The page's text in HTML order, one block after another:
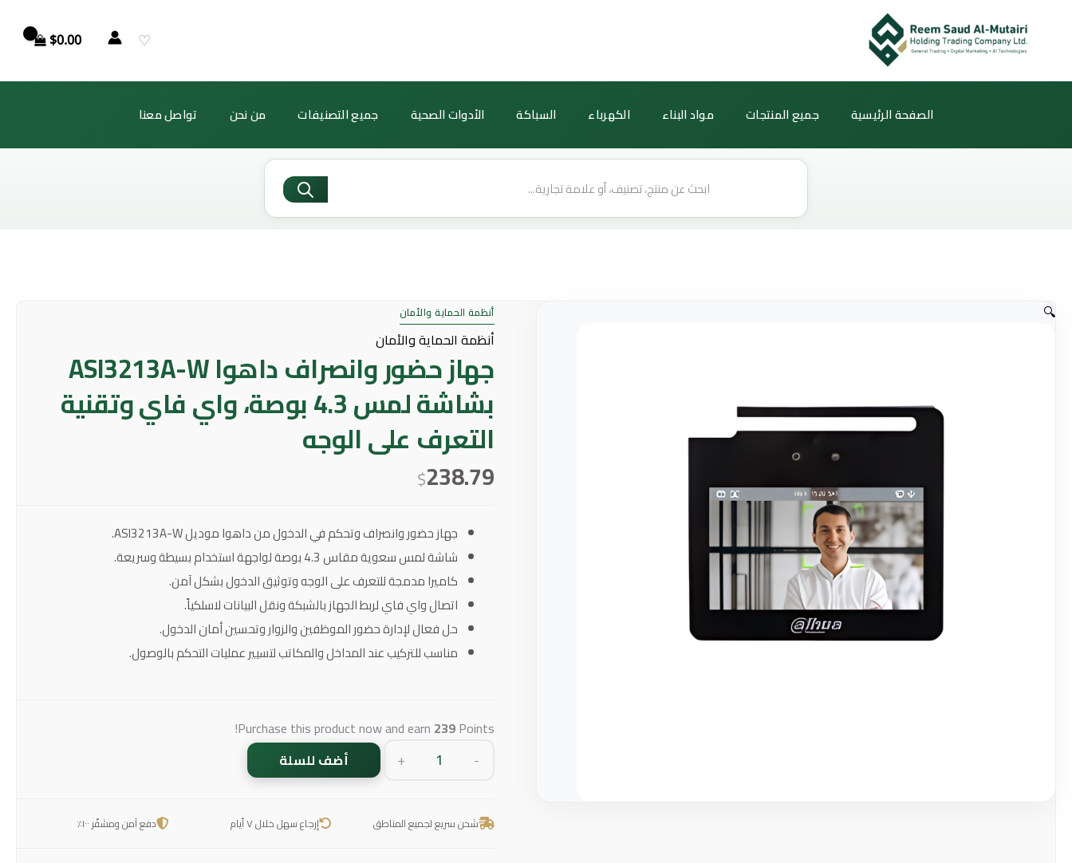
♡
$0.00
الصفحة الرئيسية جميع المنتجات مواد البناء الكهرباء السباكة الأدوات الصحية جميع التصنيفات من نحن تواصل معنا
Products
🔍 أنظمة الحماية والأمان
أنظمة الحماية والأمان
جهاز حضور وانصراف داهوا ASI3213A-W
بشاشة لمس 4.3 بوصة، واي فاي وتقنية
التعرف على الوجه
$238.79
جهاز حضور وانصراف وتحكم في الدخول من داهوا موديل ASI3213A-W.
شاشة لمس سعوية مقاس 4.3 بوصة لواجهة استخدام بسيطة وسريعة.
كاميرا مدمجة للتعرف على الوجه وتوثيق الدخول بشكل آمن.
اتصال واي فاي لربط الجهاز بالشبكة ونقل البيانات لاسلكياً.
حل فعال لإدارة حضور الموظفين والزوار وتحسين أمان الدخول.
مناسب للتركيب عند المداخل والمكاتب لتسيير عمليات التحكم بالوصول.
Purchase this product now and earn 239Points!
-
ASI3213A-
بشاشة
بوصة،
التعرف
على
+ أضف للسلة
شحن سريع لجميع المناطق إرجاع سهل خلال ٧ أيام دفع آمن ومشفّر ١٠٠٪